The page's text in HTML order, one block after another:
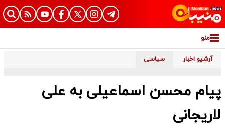
منو
آرشیو اخبار سیاسی
پیام محسن اسماعیلی به علی
لاریجانی